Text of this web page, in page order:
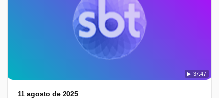
37:47
11 agosto de 2025